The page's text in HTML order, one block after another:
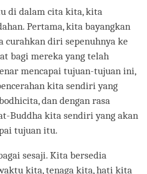
di dalam cita kita, kita
Pertama, kita bayangkan
curahkan diri sepenuhnya ke
bagi mereka yang telah
mencapai tujuan-tujuan ini,
kita sendiri yang
dan dengan rasa
Buddha kita sendiri yang akan
tujuan itu.
sesaji. Kita bersedia
kita, tenaga kita, hati kita